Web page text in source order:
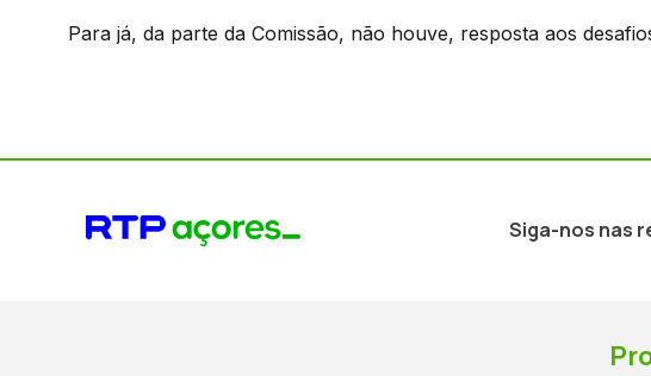
Para já, da parte da Comissão, não houve, resposta aos
Siga-nos nas